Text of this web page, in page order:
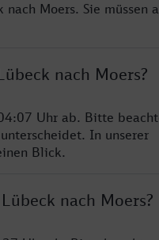
Moers. Sie müssen
nach Moers?
Uhr ab. Bitte
In unserer
Blick.
nach Moers?